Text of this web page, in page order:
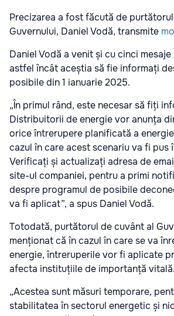
Precizarea a fost făcută de
Guvernului, Daniel Vodă, transmite
Daniel Vodă a venit și cu cinci
astfel încât aceștia să fie informați
posibile din 1 ianuarie 2025.
„În primul rând, este necesar să fiți
Distribuitorii de energie vor anunța
orice întrerupere planificată a
cazul în care acest scenariu va fi pus
Verificați și actualizați adresa de
site-ul companiei, pentru a primi
despre programul de posibile
va fi aplicat”, a spus Daniel Vodă.
Totodată, purtătorul de cuvânt al
menționat că în cazul în care se va
energie, întreruperile vor fi aplicate
afecta instituțiile de importanță vitală.
„Acestea sunt măsuri temporare,
stabilitatea în sectorul energetic și